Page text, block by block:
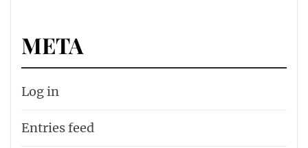
META
Log in
Entries feed